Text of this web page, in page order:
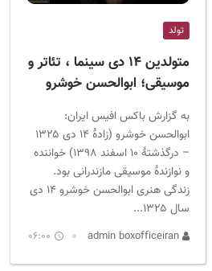
تولد
متولدین ۱۴ دی سینما ، تئاتر و
موسیقی؛ ابوالحسن خوشرو
به گزارش باکس افیس ایران:
ابوالحسن خوشرو (زادهٔ ۱۴ دی ۱۳۲۵
– درگذشتهٔ ۱۰ اسفند ۱۳۹۸) خواننده
و نوازندهٔ موسیقی مازندرانی بود.
زندگی هنری ابوالحسن خوشرو ۱۴ دی
سال ۱۳۲۵...
admin boxofficeiran
06:00